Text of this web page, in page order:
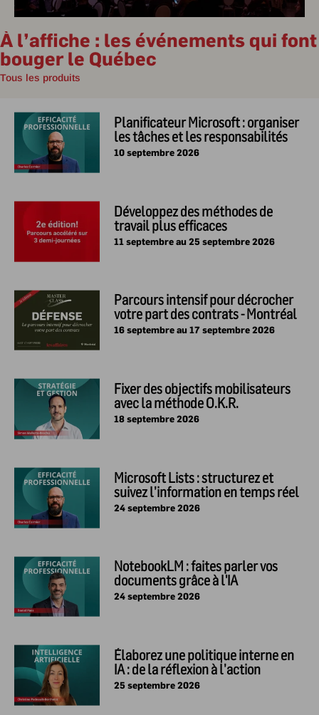
À l’affiche : les événements qui font
bouger le Québec
Tous les produits
Planificateur Microsoft : organiser
les tâches et les responsabilités
10 septembre 2026
Développez des méthodes de
travail plus efficaces
11 septembre au 25 septembre 2026
Parcours intensif pour décrocher
votre part des contrats - Montréal
16 septembre au 17 septembre 2026
Fixer des objectifs mobilisateurs
avec la méthode O.K.R.
18 septembre 2026
Microsoft Lists : structurez et
suivez l’information en temps réel
24 septembre 2026
NotebookLM : faites parler vos
documents grâce à l'IA
24 septembre 2026
Élaborez une politique interne en
IA : de la réflexion à l’action
25 septembre 2026